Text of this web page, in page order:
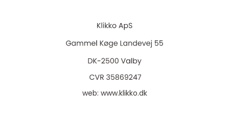
web: www.klikko.dk